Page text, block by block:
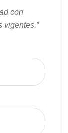
con
vigentes.”